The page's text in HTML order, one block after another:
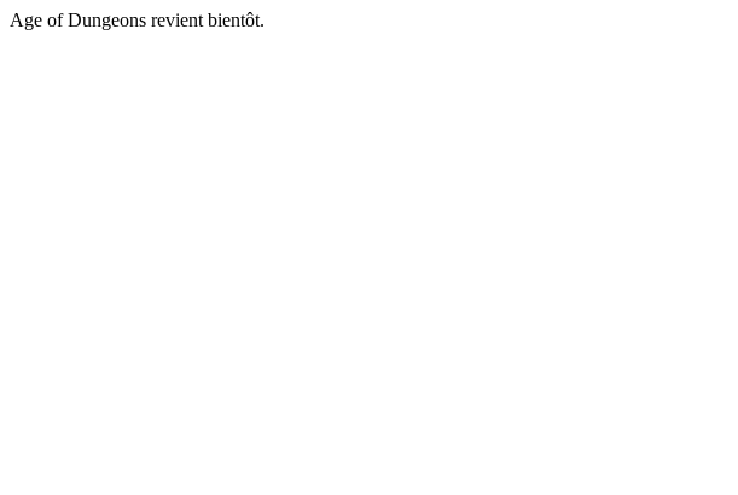
Age of Dungeons revient bientôt.